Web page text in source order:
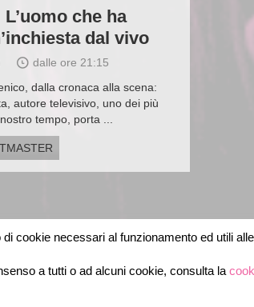
che ha
dal vivo
dalle ore 21:15
dalla cronaca alla scena:
autore televisivo, uno dei più
tempo, porta ...
cookie necessari al funzionamento ed utili
a tutti o ad alcuni cookie, consulta la